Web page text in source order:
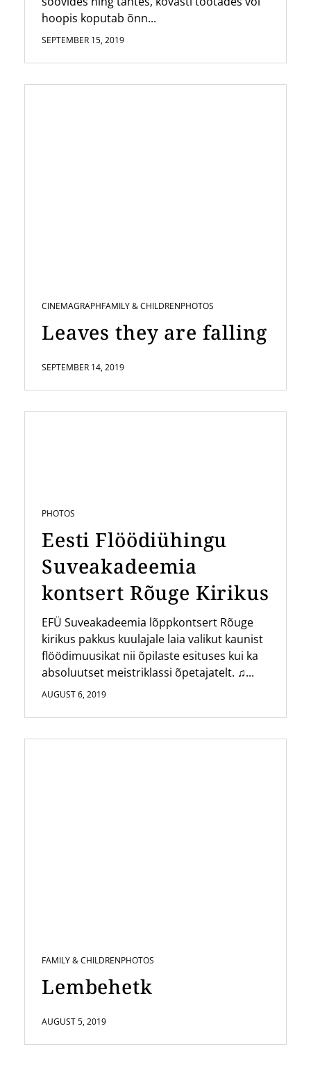
hoopis koputab õnn...
SEPTEMBER 15, 2019
CINEMAGRAPHFAMILY & CHILDRENPHOTOS
Leaves they are falling
SEPTEMBER 14, 2019
PHOTOS
Eesti Flöödiühingu
Suveakadeemia
kontsert Rõuge Kirikus
EFÜ Suveakadeemia lõppkontsert Rõuge
kirikus pakkus kuulajale laia valikut kaunist
flöödimuusikat nii õpilaste esituses kui ka
absoluutset meistriklassi õpetajatelt. ♫...
AUGUST 6, 2019
FAMILY & CHILDRENPHOTOS
Lembehetk
AUGUST 5, 2019